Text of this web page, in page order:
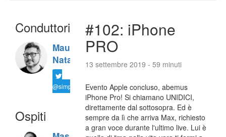
Conduttori
Maurizio
Natali
@simplemal
Ospiti
#102: iPhone
PRO
13 settembre 2019 - 59 minuti
Evento Apple concluso, abemus
iPhone Pro! Si chiamano UNIDICI,
direttamente dal sottosopra. Ed è
sempre da lì che arriva Max, richiesto
a gran voce durante l'ultimo live. Lui è